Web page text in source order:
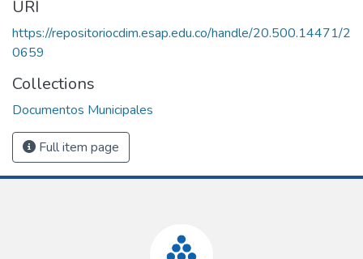
URI
https://repositoriocdim.esap.edu.co/handle/20.500.14471/2
0659
Collections
Documentos Municipales
Full item page